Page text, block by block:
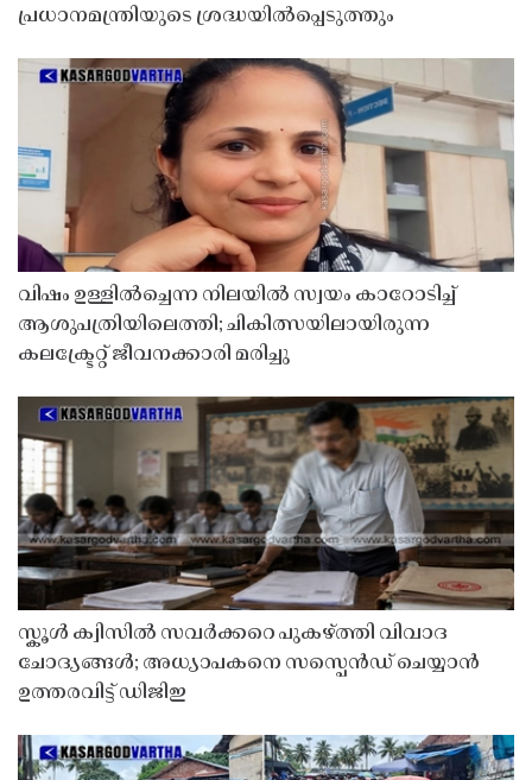
പ്രധാനമന്ത്രിയുടെ ശ്രദ്ധയിൽപ്പെടുത്തും
വിഷം ഉള്ളിൽച്ചെന്ന നിലയിൽ സ്വയം കാറോടിച്ച്
ആശുപത്രിയിലെത്തി; ചികിത്സയിലായിരുന്ന
കലക്ട്രേറ്റ് ജീവനക്കാരി മരിച്ചു
സ്കൂൾ ക്വിസിൽ സവർക്കറെ പുകഴ്ത്തി വിവാദ
ചോദ്യങ്ങൾ; അധ്യാപകനെ സസ്പെൻഡ് ചെയ്യാൻ
ഉത്തരവിട്ട് ഡിജിഇ